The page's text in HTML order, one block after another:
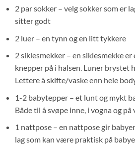
2 par sokker – velg sokker som er
sitter godt
2 luer – en tynn og en litt tykkere
2 siklesmekker – en siklesmekke
knepper på i halsen. Luner brystet
Lettere å skifte/vaske enn hele
1-2 babytepper – et lunt og mykt
Både til å svøpe inne, i vogna og på
1 nattpose – en nattpose gir
lag som kan være praktisk på